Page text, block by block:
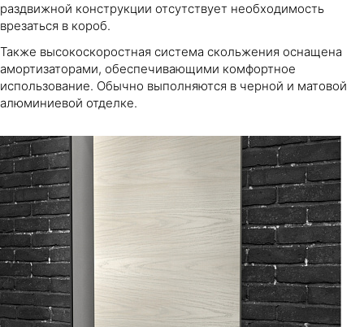
раздвижной конструкции отсутствует необходимость
врезаться в короб.
Также высокоскоростная система скольжения оснащена
амортизаторами, обеспечивающими комфортное
использование. Обычно выполняются в черной и матовой
алюминиевой отделке.